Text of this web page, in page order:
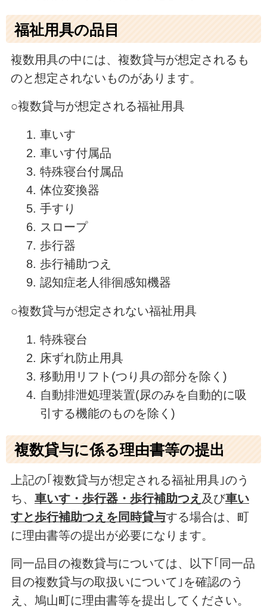
福祉用具の品目
複数用具の中には、複数貸与が想定されるも
のと想定されないものがあります。
○複数貸与が想定される福祉用具
車いす
車いす付属品
特殊寝台付属品
体位変換器
手すり
スロープ
歩行器
歩行補助つえ
認知症老人徘徊感知機器
○複数貸与が想定されない福祉用具
特殊寝台
床ずれ防止用具
移動用リフト(つり具の部分を除く)
自動排泄処理装置(尿のみを自動的に吸
引する機能のものを除く)
複数貸与に係る理由書等の提出
上記の｢複数貸与が想定される福祉用具｣のう
ち、 車いす・歩行器・歩行補助つえ 及び車い
すと歩行補助つえを同時貸与する場合は、町
に理由書等の提出が必要になります。
同一品目の複数貸与については、以下｢同一品
目の複数貸与の取扱いについて｣を確認のう
え、鳩山町に理由書等を提出してください。